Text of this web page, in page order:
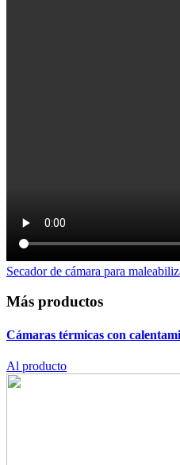
Secador de cámara para
Más productos
Cámaras térmicas con
Al producto